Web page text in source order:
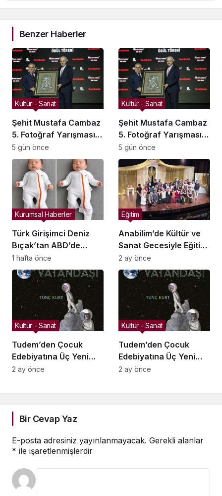
Benzer Haberler
Şehit Mustafa Cambaz
5. Fotoğraf Yarışması
Ödülleri Demokrasi ve
Özgürlükler Adası’nda
Sahiplerini Buldu
Kültür - Sanat
5 gün önce
Şehit Mustafa Cambaz
5. Fotoğraf Yarışması
Ödülleri Demokrasi ve
Özgürlükler Adası’nda
Sahiplerini Buldu
Kültür - Sanat
5 gün önce
Türk Girişimci Deniz
Bıçak’tan ABD’de
Bebek Güvenli
Uykusuna Yenilikçi
Dokunuş
Kurumsal Haberler
1 hafta önce
Anabilim’de Kültür ve
Sanat Gecesiyle Eğitim
Yılı Sona Erdi
Eğitim
2 ay önce
Tudem’den Çocuk
Edebiyatına Üç Yeni
Ödüllü Roman
Kültür - Sanat
2 ay önce
Tudem’den Çocuk
Edebiyatına Üç Yeni
Ödüllü Roman: Neler
Kültür - Sanat
2 ay önce
Bir Cevap Yaz
E-posta adresiniz yayınlanmayacak. Gerekli alanlar
* ile işaretlenmişlerdir